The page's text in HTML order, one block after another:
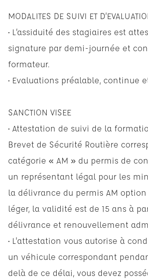
MODALITES DE SUIVI ET
• L’assiduité des stagiaires est
signature par demi-journée et
formateur.
• Evaluations préalable, continue
SANCTION VISEE
• Attestation de suivi de la
Brevet de Sécurité Routière
catégorie « AM » du permis de
un représentant légal pour les
la délivrance du permis AM
léger, la validité est de 15 ans à
délivrance et renouvellement
• L'attestation vous autorise à
un véhicule correspondant
delà de ce délai, vous devez